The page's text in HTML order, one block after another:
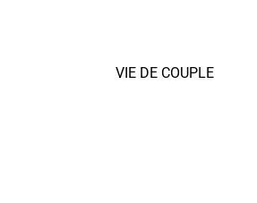
VIE DE COUPLE